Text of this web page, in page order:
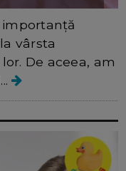
importanță
vârsta
De aceea, am